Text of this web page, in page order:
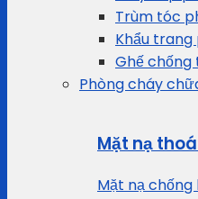
Trùm tóc
Khẩu
Ghế chống
Phòng cháy
Mặt nạ
Mặt nạ chống